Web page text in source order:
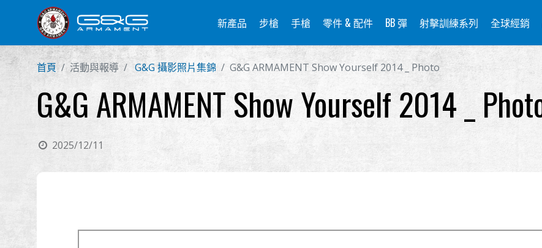
新產品 步槍 手槍 零件 & 配件 BB 彈 射擊訓練系列 全球經銷
首頁 活動與報導 G&G 攝影照片集錦 G&G ARMAMENT Show Yourself 2014 _ Photo
G&G ARMAMENT Show Yourself 2014 _
2025/12/11